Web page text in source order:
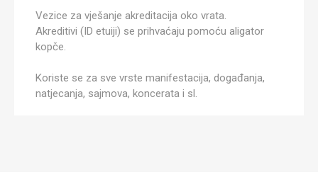
Vezice za vješanje akreditacija oko vrata.
Akreditivi (ID etuiji) se prihvaćaju pomoću aligator
kopče.
Koriste se za sve vrste manifestacija, događanja,
natjecanja, sajmova, koncerata i sl.